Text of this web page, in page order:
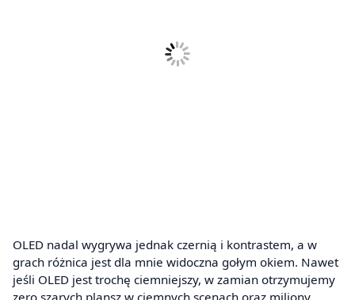
OLED nadal wygrywa jednak czernią i kontrastem, a w
grach różnica jest dla mnie widoczna gołym okiem. Nawet
jeśli OLED jest trochę ciemniejszy, w zamian otrzymujemy
zero szarych plansz w ciemnych scenach oraz miliony